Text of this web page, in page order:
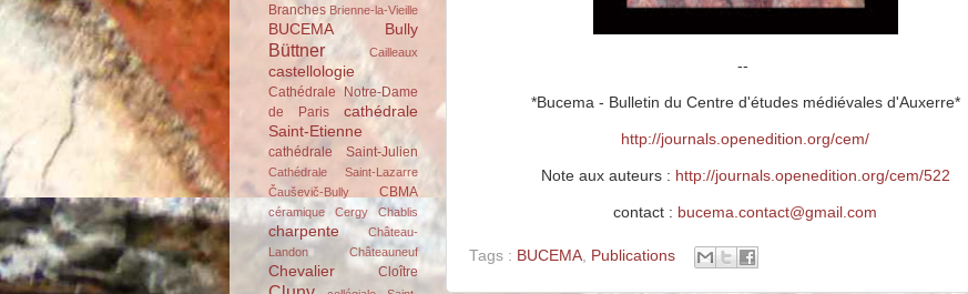
--
*Bucema - Bulletin du Centre d'études médiévales d'Auxerre*
http://journals.openedition.org/cem/
Note aux auteurs : http://journals.openedition.org/cem/522
contact : bucema.contact@gmail.com
Tags : BUCEMA, Publications
Branches Brienne-la-Vieille
BUCEMA Bully
Büttner Cailleaux
castellologie
Cathédrale Notre-Dame
de Paris
cathédrale
Saint-Etienne
cathédrale Saint-Julien
Cathédrale Saint-Lazarre
Čauševič-Bully
CBMA
céramique Cergy Chablis
charpente
Château-
Landon
Châteauneuf
Chevalier Cloître